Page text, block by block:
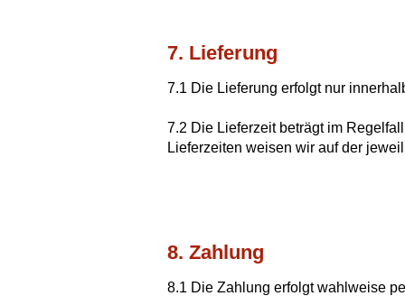
7. Lieferung
7.1 Die Lieferung erfolgt nur
7.2 Die Lieferzeit beträgt im
Lieferzeiten weisen wir auf der
8. Zahlung
8.1 Die Zahlung erfolgt wahlweise